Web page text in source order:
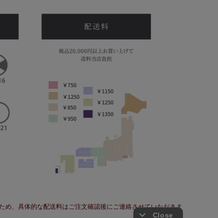
、具体的な配送料はご注文確認後にご連絡させていただきま